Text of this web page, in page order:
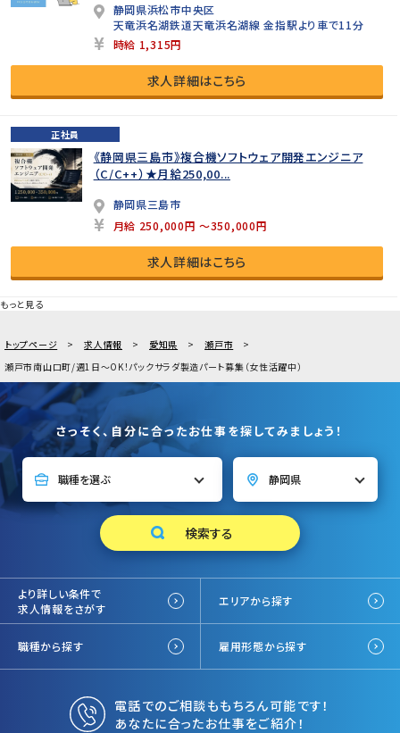
静岡県浜松市中央区
天竜浜名湖鉄道天竜浜名湖線 金指駅より車で11分
時給 1,315円
求人詳細はこちら
正社員
《静岡県三島市》複合機ソフトウェア開発エンジニア
（C/C++）★月給250,00...
静岡県三島市
月給 250,000円 ～350,000円
求人詳細はこちら
もっと見る
トップページ 求人情報 愛知県
瀬戸市
瀬戸市南山口町/週1日～OK！パックサラダ製造パート募集（女性活躍中）
さっそく、自分に合ったお仕事を探してみましょう！
より詳しい条件で
求人情報をさがす
エリアから探す
職種から探す 雇用形態から探す
電話でのご相談ももちろん可能です！
あなたに合ったお仕事をご紹介！